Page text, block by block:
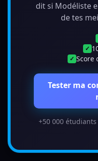
dit si Modéliste
de tes
✓
✓ Score
Tester ma
+50 000